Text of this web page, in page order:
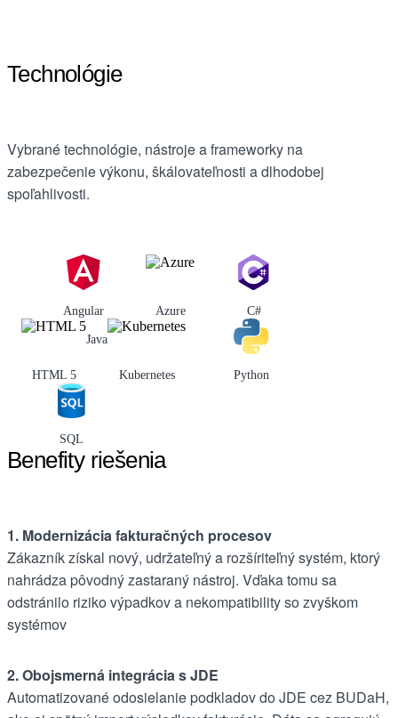
Technológie
Vybrané technológie, nástroje a frameworky na
zabezpečenie výkonu, škálovateľnosti a dlhodobej
spoľahlivosti.
Angular Azure C#
HTML 5
Java
Kubernetes Python
SQL
Benefity riešenia
1. Modernizácia fakturačných procesov
Zákazník získal nový, udržateľný a rozšíriteľný systém, ktorý
nahrádza pôvodný zastaraný nástroj. Vďaka tomu sa
odstránilo riziko výpadkov a nekompatibility so zvyškom
systémov
2. Obojsmerná integrácia s JDE
Automatizované odosielanie podkladov do JDE cez BUDaH,